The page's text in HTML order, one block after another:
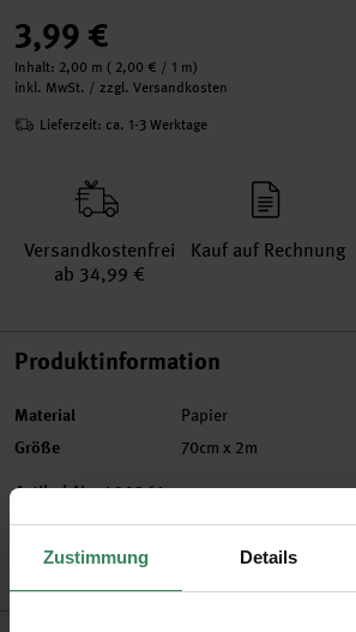
Zustimmung Details
3,99 €
Inhalt: 2,00 m ( 2,00 € / 1 m)
inkl. MwSt. / zzgl. Versandkosten
Lieferzeit: ca. 1-3 Werktage
Versand­kosten­frei
ab 34,99 €
Kauf auf Rechnung
Produktinformation
Material Papier
Größe 70cm x 2m
Artikel-Nr.400361
Bestell-Nr.3468852